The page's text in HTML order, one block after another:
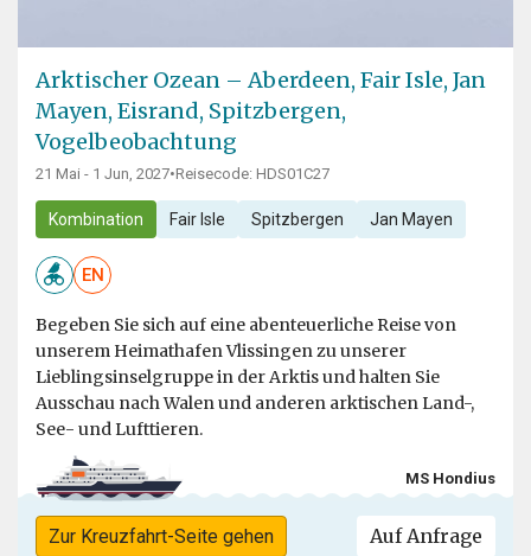
Arktischer Ozean – Aberdeen, Fair Isle, Jan
Mayen, Eisrand, Spitzbergen,
Vogelbeobachtung
21 Mai - 1 Jun, 2027•Reisecode: HDS01C27
Kombination Fair Isle Spitzbergen Jan Mayen
EN
Begeben Sie sich auf eine abenteuerliche Reise von
unserem Heimathafen Vlissingen zu unserer
Lieblingsinselgruppe in der Arktis und halten Sie
Ausschau nach Walen und anderen arktischen Land-,
See- und Lufttieren.
MS Hondius
Zur Kreuzfahrt-Seite gehen Auf Anfrage